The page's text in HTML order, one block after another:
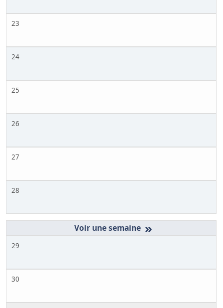
23
24
25
26
27
28
»
29
30